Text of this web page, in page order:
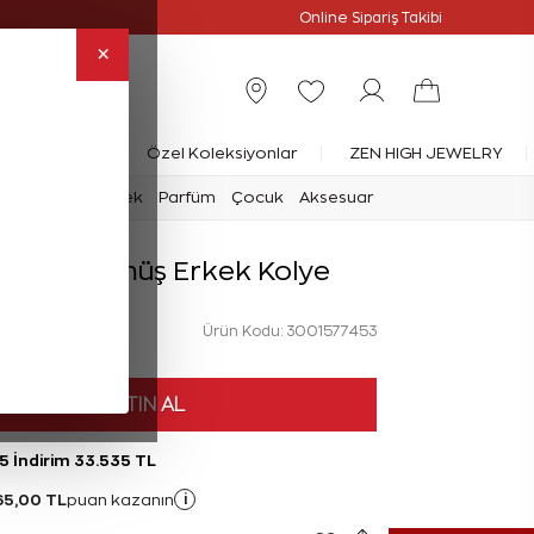
×
Online Sipariş Takibi
Yüzük Özel Koleksiyonlar ZEN HIGH JEWELRY
Erkek Parfüm Çocuk Aksesuar
Gümüş Erkek Kolye
Ürün Kodu: 3001577453
HEMEN SATIN AL
İndirim 33.535 TL
TL puan kazanın i